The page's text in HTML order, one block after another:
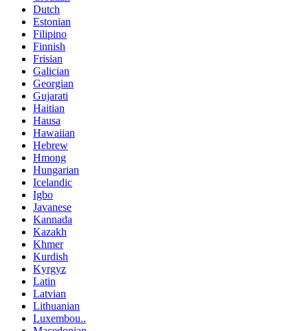
Dutch
Estonian
Filipino
Finnish
Frisian
Galician
Georgian
Gujarati
Haitian
Hausa
Hawaiian
Hebrew
Hmong
Hungarian
Icelandic
Igbo
Javanese
Kannada
Kazakh
Khmer
Kurdish
Kyrgyz
Latin
Latvian
Lithuanian
Luxembou..